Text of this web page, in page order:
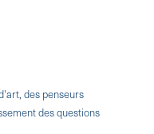
des penseurs
des questions